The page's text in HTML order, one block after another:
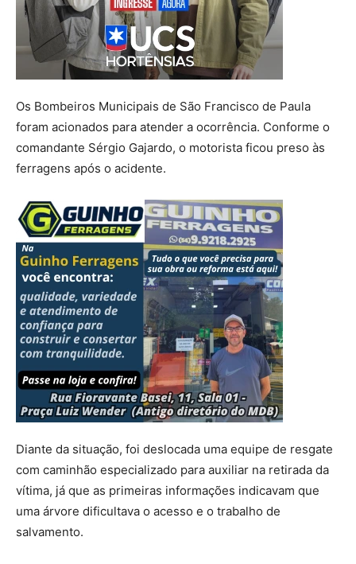
Os Bombeiros Municipais de São Francisco de Paula
foram acionados para atender a ocorrência. Conforme o
comandante Sérgio Gajardo, o motorista ficou preso às
ferragens após o acidente.
Diante da situação, foi deslocada uma equipe de resgate
com caminhão especializado para auxiliar na retirada da
vítima, já que as primeiras informações indicavam que
uma árvore dificultava o acesso e o trabalho de
salvamento.